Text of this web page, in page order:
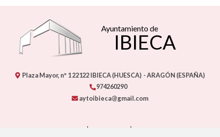
Ayuntamiento de
IBIECA
Plaza Mayor, nº 122122IBIECA (HUESCA) - ARAGÓN (ESPAÑA)
974260290
aytoibieca@gmail.com